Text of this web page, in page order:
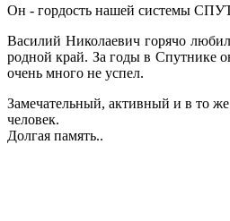
Он - гордость нашей системы
Василий Николаевич горячо
родной край. За годы в Спутнике
очень много не успел.
Замечательный, активный и в то
человек.
Долгая память..